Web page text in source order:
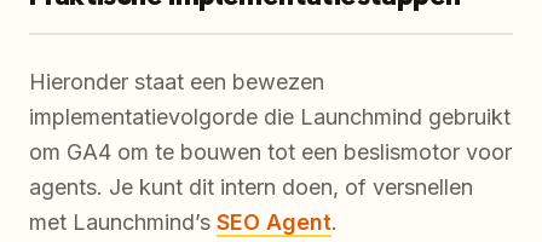
Hieronder staat een bewezen
implementatievolgorde die Launchmind gebruikt
om GA4 om te bouwen tot een beslismotor voor
agents. Je kunt dit intern doen, of versnellen
met Launchmind’s SEO Agent.